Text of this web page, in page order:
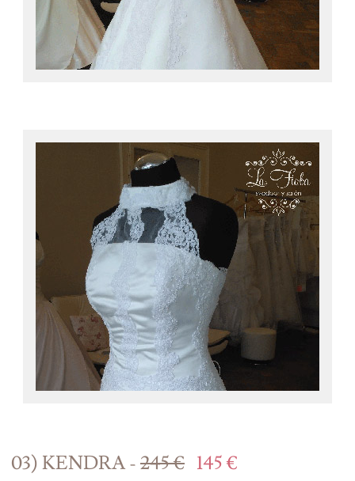
03) KENDRA -245 € 145 €